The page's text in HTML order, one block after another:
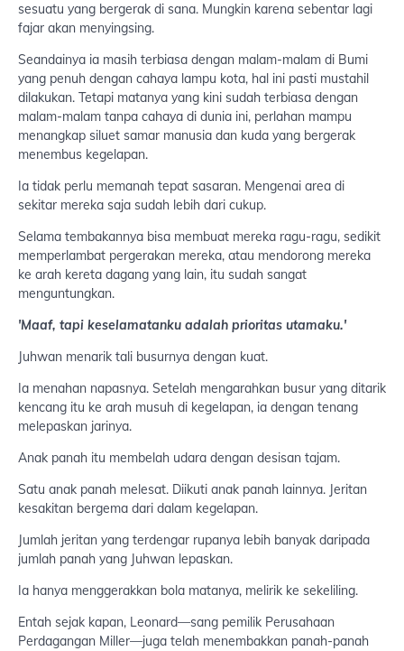
sesuatu yang bergerak di sana. Mungkin karena sebentar lagi
fajar akan menyingsing.
Seandainya ia masih terbiasa dengan malam-malam di Bumi
yang penuh dengan cahaya lampu kota, hal ini pasti mustahil
dilakukan. Tetapi matanya yang kini sudah terbiasa dengan
malam-malam tanpa cahaya di dunia ini, perlahan mampu
menangkap siluet samar manusia dan kuda yang bergerak
menembus kegelapan.
Ia tidak perlu memanah tepat sasaran. Mengenai area di
sekitar mereka saja sudah lebih dari cukup.
Selama tembakannya bisa membuat mereka ragu-ragu, sedikit
memperlambat pergerakan mereka, atau mendorong mereka
ke arah kereta dagang yang lain, itu sudah sangat
menguntungkan.
'Maaf, tapi keselamatanku adalah prioritas utamaku.'
Juhwan menarik tali busurnya dengan kuat.
Ia menahan napasnya. Setelah mengarahkan busur yang ditarik
kencang itu ke arah musuh di kegelapan, ia dengan tenang
melepaskan jarinya.
Anak panah itu membelah udara dengan desisan tajam.
Satu anak panah melesat. Diikuti anak panah lainnya. Jeritan
kesakitan bergema dari dalam kegelapan.
Jumlah jeritan yang terdengar rupanya lebih banyak daripada
jumlah panah yang Juhwan lepaskan.
Ia hanya menggerakkan bola matanya, melirik ke sekeliling.
Entah sejak kapan, Leonard—sang pemilik Perusahaan
Perdagangan Miller—juga telah menembakkan panah-panah